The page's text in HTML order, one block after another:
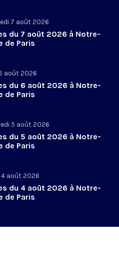
7 août 2026
du 7 août 2026 à Notre-
de Paris
août 2026
du 6 août 2026 à Notre-
de Paris
5 août 2026
du 5 août 2026 à Notre-
de Paris
août 2026
du 4 août 2026 à Notre-
de Paris